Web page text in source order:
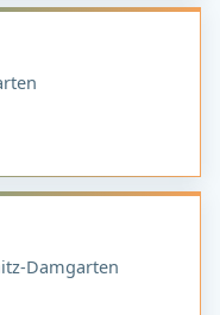
Damgarten